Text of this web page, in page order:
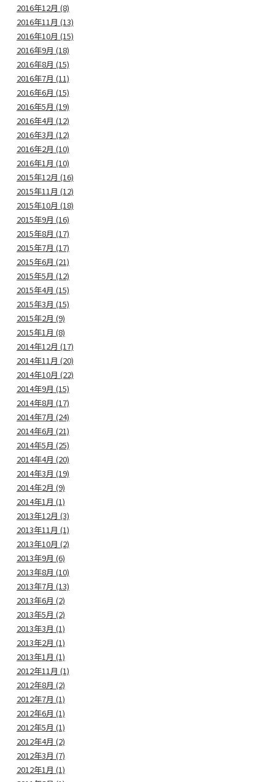
2016年12月 (8)
2016年11月 (13)
2016年10月 (15)
2016年9月 (18)
2016年8月 (15)
2016年7月 (11)
2016年6月 (15)
2016年5月 (19)
2016年4月 (12)
2016年3月 (12)
2016年2月 (10)
2016年1月 (10)
2015年12月 (16)
2015年11月 (12)
2015年10月 (18)
2015年9月 (16)
2015年8月 (17)
2015年7月 (17)
2015年6月 (21)
2015年5月 (12)
2015年4月 (15)
2015年3月 (15)
2015年2月 (9)
2015年1月 (8)
2014年12月 (17)
2014年11月 (20)
2014年10月 (22)
2014年9月 (15)
2014年8月 (17)
2014年7月 (24)
2014年6月 (21)
2014年5月 (25)
2014年4月 (20)
2014年3月 (19)
2014年2月 (9)
2014年1月 (1)
2013年12月 (3)
2013年11月 (1)
2013年10月 (2)
2013年9月 (6)
2013年8月 (10)
2013年7月 (13)
2013年6月 (2)
2013年5月 (2)
2013年3月 (1)
2013年2月 (1)
2013年1月 (1)
2012年11月 (1)
2012年8月 (2)
2012年7月 (1)
2012年6月 (1)
2012年5月 (1)
2012年4月 (2)
2012年3月 (7)
2012年1月 (1)